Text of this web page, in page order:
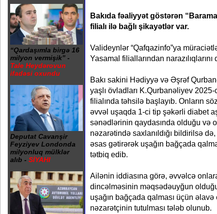
“Qardaşımla birgə 16
milyon vermişik” -
Tale Heydərovun
ifadəsi oxundu
Deputat Cavanşir
Feyziyev Londonda
milyonluq mülklər
alıb - SİYAHI
Bakıda fəaliyyət göstərən
filialı ilə bağlı şikayətlər var.
Valideynlər “Qafqazinfo”ya
Yasamal filiallarından
Bakı sakini Hədiyyə və Əşrəf
yaşlı övladları K.Qurbanəliyev
filialında təhsilə başlayıb. Onların
əvvəl uşaqda 1-ci tip şəkərli diabet
sənədlərinin qaydasında olduğu və
nəzarətində saxlanıldığı bildirilsə
əsas gətirərək uşağın bağçada
tətbiq edib.
Ailənin iddiasına görə, əvvəlcə
dincəlməsinin məqsədəuyğun
uşağın bağçada qalması üçün
nəzarətçinin tutulması tələb olunub.